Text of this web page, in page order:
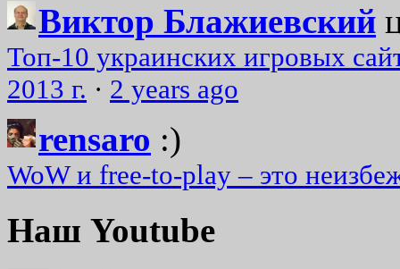
Виктор Блажиевский
Топ-10 украинских игровых
2013 г. · 2 years ago
rensaro :)
WoW и free-to-play – это
Наш Youtube